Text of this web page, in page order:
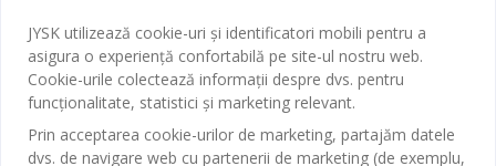
Sufragerie
Bucătărie
Depozitare
Magazine și program
Broșură
Termeni si conditii vânzări online
JYSK
Despre JYSK
Presă
SEDIU CENTRAL
TAROL-DD S.R.L. str. Jubiliara, 41A mun. Chișinău, Republica
JYSK RELAȚII CLIENȚI
JYSK utilizează cookie-uri și identificatori mobili pentru a
asigura o experiență confortabilă pe site-ul nostru web.
Cookie-urile colectează informații despre dvs. pentru
funcționalitate, statistici și marketing relevant.
Prin acceptarea cookie-urilor de marketing, partajăm datele
dvs. de navigare web cu partenerii de marketing (de exemplu,